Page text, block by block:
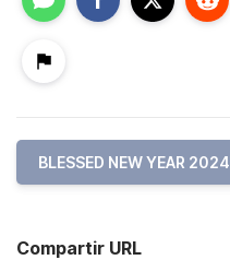
BLESSED NEW YEAR 2024
Compartir URL